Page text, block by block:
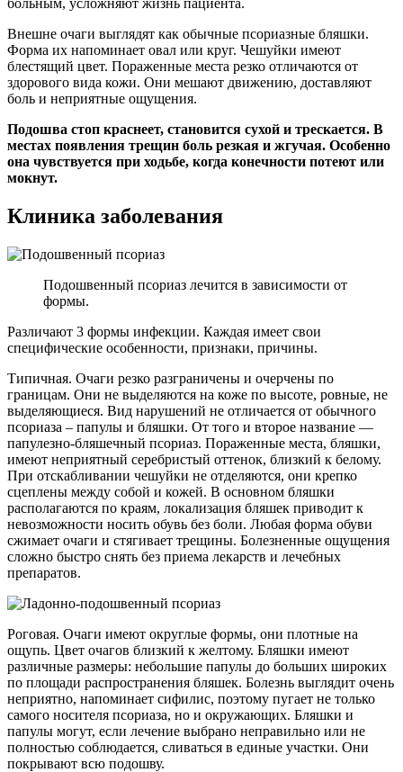
Внешне очаги выглядят как обычные псориазные бляшки.
Форма их напоминает овал или круг. Чешуйки имеют
блестящий цвет. Пораженные места резко отличаются от
здорового вида кожи. Они мешают движению, доставляют
боль и неприятные ощущения.
Подошва стоп краснеет, становится сухой и трескается. В
местах появления трещин боль резкая и жгучая. Особенно
она чувствуется при ходьбе, когда конечности потеют или
мокнут.
Клиника заболевания
Подошвенный псориаз лечится в зависимости от
формы.
Различают 3 формы инфекции. Каждая имеет свои
специфические особенности, признаки, причины.
Типичная. Очаги резко разграничены и очерчены по
границам. Они не выделяются на коже по высоте, ровные, не
выделяющиеся. Вид нарушений не отличается от обычного
псориаза – папулы и бляшки. От того и второе название —
папулезно-бляшечный псориаз. Пораженные места, бляшки,
имеют неприятный серебристый оттенок, близкий к белому.
При отскабливании чешуйки не отделяются, они крепко
сцеплены между собой и кожей. В основном бляшки
располагаются по краям, локализация бляшек приводит к
невозможности носить обувь без боли. Любая форма обуви
сжимает очаги и стягивает трещины. Болезненные ощущения
сложно быстро снять без приема лекарств и лечебных
препаратов.
Роговая. Очаги имеют округлые формы, они плотные на
ощупь. Цвет очагов близкий к желтому. Бляшки имеют
различные размеры: небольшие папулы до больших широких
по площади распространения бляшек. Болезнь выглядит очень
неприятно, напоминает сифилис, поэтому пугает не только
самого носителя псориаза, но и окружающих. Бляшки и
папулы могут, если лечение выбрано неправильно или не
полностью соблюдается, сливаться в единые участки. Они
покрывают всю подошву.